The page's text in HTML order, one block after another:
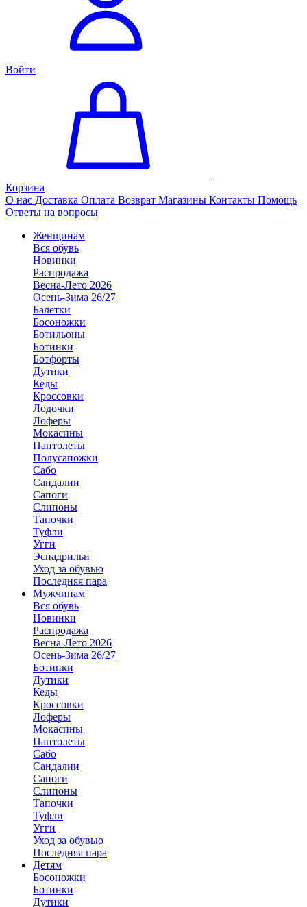
Войти
Корзина
О нас Доставка Оплата Возврат Магазины Контакты Помощь
Ответы на вопросы
Женщинам
Вся обувь
Новинки
Распродажа
Весна-Лето 2026
Осень-Зима 26/27
Балетки
Босоножки
Ботильоны
Ботинки
Ботфорты
Дутики
Кеды
Кроссовки
Лодочки
Лоферы
Мокасины
Пантолеты
Полусапожки
Сабо
Сандалии
Сапоги
Слипоны
Тапочки
Туфли
Угги
Эспадрильи
Уход за обувью
Последняя пара
Мужчинам
Вся обувь
Новинки
Распродажа
Весна-Лето 2026
Осень-Зима 26/27
Ботинки
Дутики
Кеды
Кроссовки
Лоферы
Мокасины
Пантолеты
Сабо
Сандалии
Сапоги
Слипоны
Тапочки
Туфли
Угги
Уход за обувью
Последняя пара
Детям
Босоножки
Ботинки
Дутики